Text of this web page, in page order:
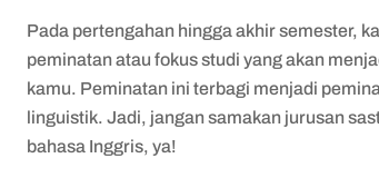
Pada pertengahan hingga akhir semester,
peminatan atau fokus studi yang akan
kamu. Peminatan ini terbagi menjadi
linguistik. Jadi, jangan samakan jurusan
bahasa Inggris, ya!